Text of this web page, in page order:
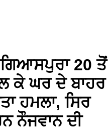
20 ਤੋਂ
ਕੇ ਘਰ ਦੇ ਬਾਹਰ
ਹਮਲਾ, ਸਿਰ
ਨੌਜਵਾਨ ਦੀ